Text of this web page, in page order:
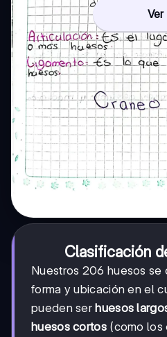
Ver
Clasificación
Nuestros 206 huesos se
forma y ubicación en el
pueden ser huesos
huesos cortos(como los